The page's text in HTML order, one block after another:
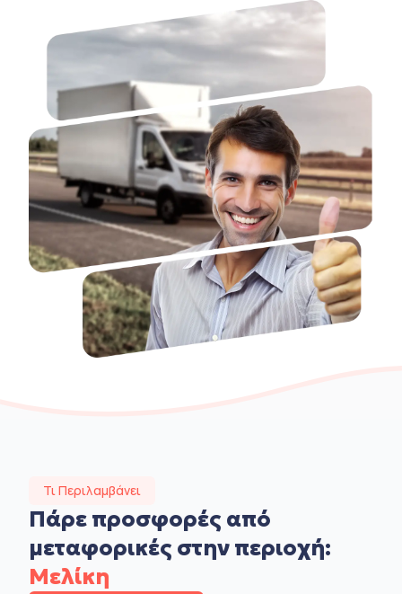
Τι Περιλαμβάνει
Πάρε προσφορές από
μεταφορικές στην περιοχή:
Μελίκη